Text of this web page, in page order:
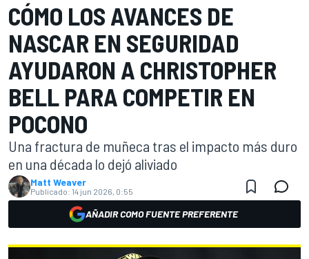
CÓMO LOS AVANCES DE
NASCAR EN SEGURIDAD
AYUDARON A CHRISTOPHER
BELL PARA COMPETIR EN
POCONO
Una fractura de muñeca tras el impacto más duro
en una década lo dejó aliviado
Matt Weaver
Publicado: 14 jun 2026, 0:55
AÑADIR COMO FUENTE PREFERENTE